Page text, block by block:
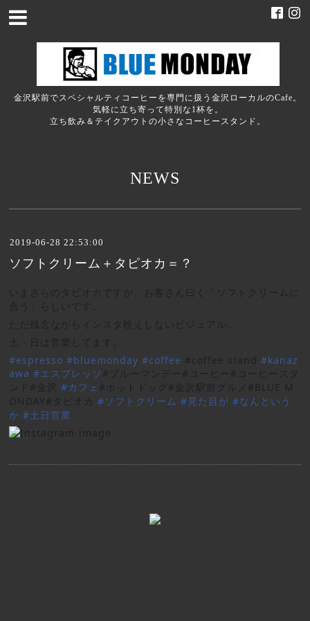
金沢駅前でスペシャルティコーヒーを専門に扱う金沢ローカルのCafe。
気軽に立ち寄って特別な1杯を。
立ち飲み＆テイクアウトの小さなコーヒースタンド。
NEWS
2019-06-28 22:53:00
ソフトクリーム＋タピオカ＝？
いまさらのタピオカですが、お客さん曰く「ソフトクリームに
合う」らしいです。
ただ残念ながらインスタ映えしないビジュアル。
土・日は営業してます。
#espresso #bluemonday #coffee #coffee stand#kanaz
awa #エスプレッソ #ブルーマンデー#コーヒー#コーヒースタ
ンド#金沢#カフェ #ホットドッグ#金沢駅前グルメ#BLUE M
ONDAY#タピオカ#ソフトクリーム # 見た目が #なんという
か #土日営業